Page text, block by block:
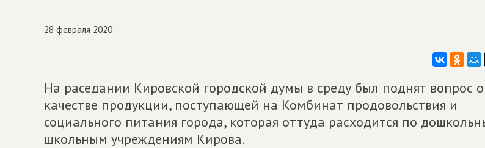
28 февраля 2020
На pаседании Кировской городской думы в среду был поднят вопрос о
качестве продукции, поступающей на Комбинат продовольствия и
социального питания города, которая оттуда расходится по
школьным учреждениям Кирова.